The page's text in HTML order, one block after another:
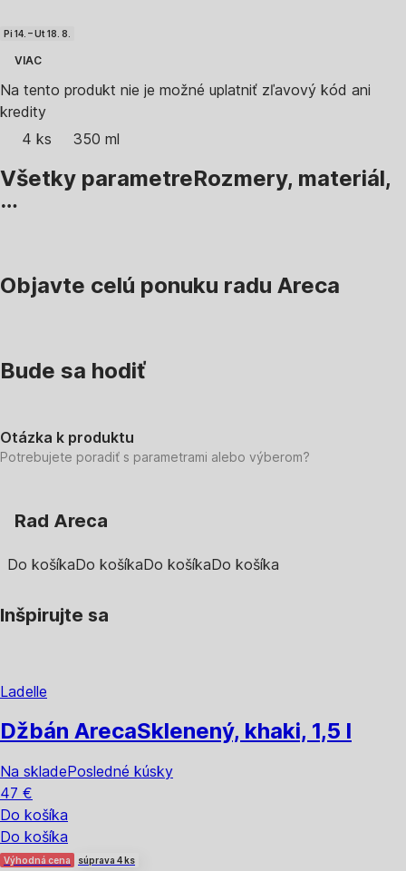
Pi 14. – Ut 18. 8.
VIAC
Na tento produkt nie je možné uplatniť zľavový kód ani
kredity
4 ks
350 ml
Všetky parametreRozmery, materiál,
…
Objavte celú ponuku radu Areca
Bude sa hodiť
Otázka k produktu
Potrebujete poradiť s parametrami alebo výberom?
Rad Areca
Do košíkaDo košíkaDo košíkaDo košíka
Inšpirujte sa
Ladelle
Džbán ArecaSklenený, khaki, 1,5 l
Na skladePosledné kúsky
47 €
Do košíka
Do košíka
Výhodná cena súprava 4 ks